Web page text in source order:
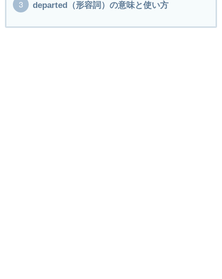
departed（形容詞）の意味と使い方